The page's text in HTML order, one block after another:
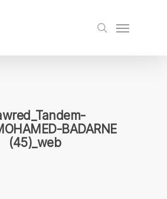
search
Menu
BADARNE
(45)_web